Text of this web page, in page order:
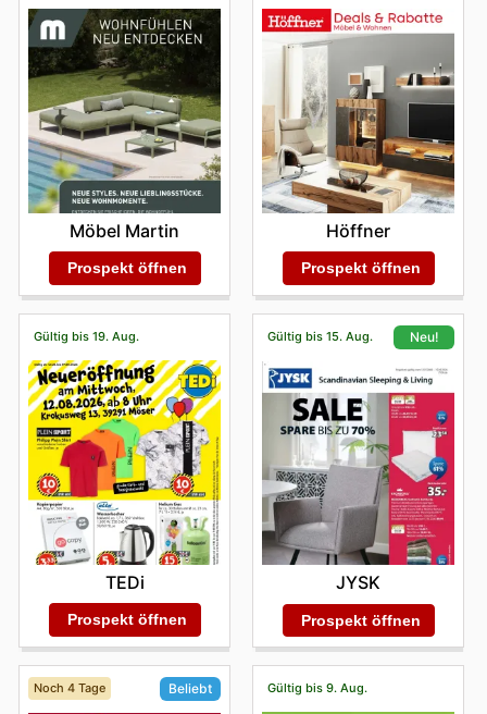
Möbel Martin
Prospekt öffnen
Höffner
Prospekt öffnen
Gültig bis 19. Aug.
TEDi
Prospekt öffnen
Gültig bis 15. Aug. Neu!
JYSK
Prospekt öffnen
Noch 4 Tage Beliebt Gültig bis 9. Aug.